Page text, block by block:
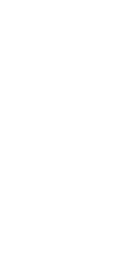
المهاجر المغربي
عناصر الشرطة
فكير وتقديم الدعم